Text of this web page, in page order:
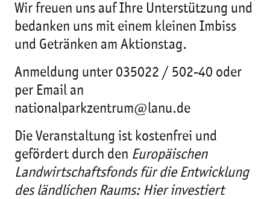
Wir freuen uns auf Ihre Unterstützung und
bedanken uns mit einem kleinen Imbiss
und Getränken am Aktionstag.
Anmeldung unter 035022 / 502-40 oder
per Email an
nationalparkzentrum@lanu.de
Die Veranstaltung ist kostenfrei und
gefördert durch den Europäischen
Landwirtschaftsfonds für die Entwicklung
des ländlichen Raums: Hier investiert